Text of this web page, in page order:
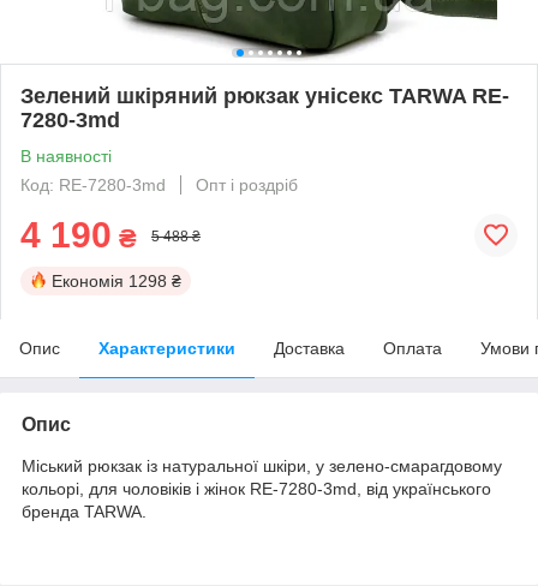
Зелений шкіряний рюкзак унісекс TARWA RE-
7280-3md
В наявності
Код: RE-7280-3md
Опт і роздріб
4 190 ₴ 5 488 ₴
Економія 1298 ₴
Опис Характеристики Доставка Оплата Умови
Опис
Міський рюкзак із натуральної шкіри, у зелено-смарагдовому
кольорі, для чоловіків і жінок RE-7280-3md, від українського
бренда TARWA.